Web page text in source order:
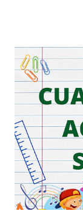
donde se
quieren mirar,
sus alumnos.
de estas
los compartimos
😊 Obtén